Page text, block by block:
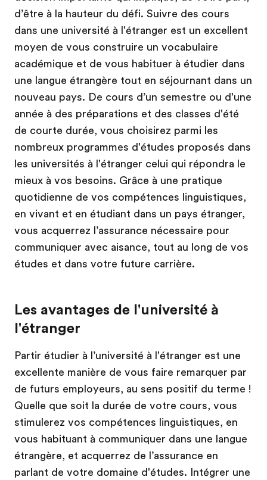
d’être à la hauteur du défi. Suivre des cours
dans une université à l'étranger est un excellent
moyen de vous construire un vocabulaire
académique et de vous habituer à étudier dans
une langue étrangère tout en séjournant dans un
nouveau pays. De cours d’un semestre ou d'une
année à des préparations et des classes d'été
de courte durée, vous choisirez parmi les
nombreux programmes d'études proposés dans
les universités à l'étranger celui qui répondra le
mieux à vos besoins. Grâce à une pratique
quotidienne de vos compétences linguistiques,
en vivant et en étudiant dans un pays étranger,
vous acquerrez l’assurance nécessaire pour
communiquer avec aisance, tout au long de vos
études et dans votre future carrière.
Les avantages de l'université à
l'étranger
Partir étudier à l’université à l'étranger est une
excellente manière de vous faire remarquer par
de futurs employeurs, au sens positif du terme !
Quelle que soit la durée de votre cours, vous
stimulerez vos compétences linguistiques, en
vous habituant à communiquer dans une langue
étrangère, et acquerrez de l’assurance en
parlant de votre domaine d'études. Intégrer une